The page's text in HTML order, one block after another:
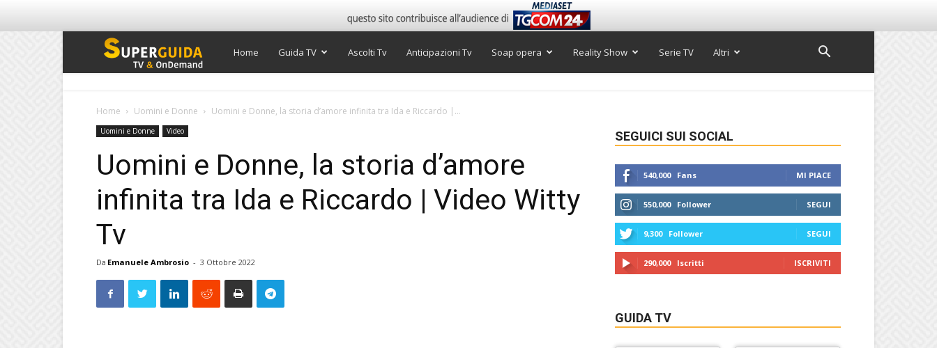
Super
Home Guida TV Ascolti Tv Anticipazioni Tv Soap opera Reality Show Serie TV Altri
Home Uomini e Donne Uomini e Donne, la storia d’amore infinita tra Ida e Riccardo |...
Uomini e Donne Video
Uomini e Donne, la storia d’amore
infinita tra Ida e Riccardo | Video Witty
Tv
Da Emanuele Ambrosio - 3 Ottobre 2022
SEGUICI SUI SOCIAL
540,000 Fans MI PIACE
550,000 Follower SEGUI
9,300 Follower SEGUI
290,000 Iscritti ISCRIVITI
GUIDA TV